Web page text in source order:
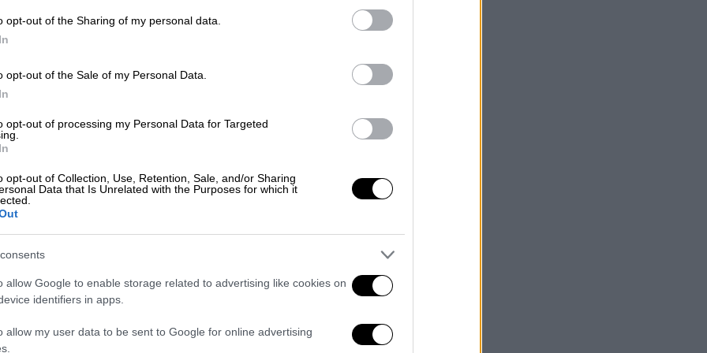
opt-out of the Sharing of my personal data.
opt-out of the Sale of my Personal Data.
opt-out of processing my Personal Data for Targeted
opt-out of Collection, Use, Retention, Sale, and/or Sharing
Data that Is Unrelated with the Purposes for which it
allow Google to enable storage related to advertising like cookies on
identifiers in apps.
allow my user data to be sent to Google for online advertising
το ΕΘΝΟΣ στη Google
την απεξάρτηση της Ευρώπης από το
που παρουσίασε χθες ο Διεθνής
κατά 30%-50%
στην ενεργειακή μετάβαση,
και στο πετρέλαιο
ομίλων που ωφελούνται από